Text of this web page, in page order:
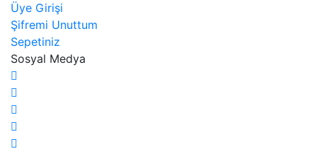
Üye Girişi
Şifremi Unuttum
Sepetiniz
Sosyal Medya